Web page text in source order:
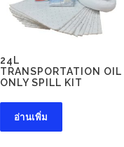
24L
TRANSPORTATION OIL
ONLY SPILL KIT
อ่านเพิ่ม